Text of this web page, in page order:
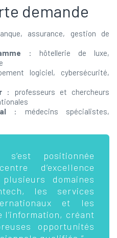
demande
assurance, gestion de
: hôtellerie de luxe,
logiciel, cybersécurité,
: professeurs et chercheurs
: médecins spécialistes,
s’est positionnée
d’excellence
domaines
les services
et les
l’information, créant
opportunités